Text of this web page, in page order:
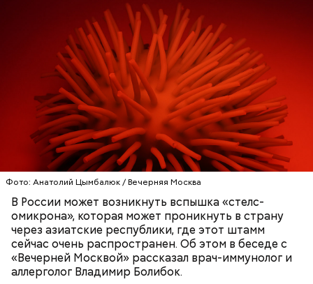
Фото: Анатолий Цымбалюк / Вечерняя Москва
В России может возникнуть вспышка «стелс-
омикрона», которая может проникнуть в страну
через азиатские республики, где этот штамм
сейчас очень распространен. Об этом в беседе с
«Вечерней Москвой» рассказал врач-иммунолог и
аллерголог Владимир Болибок.
— Заранее предсказать, как объект себя поведет,
невозможно. Если допустить резкое движение,
поток воздуха может увлечь шар за человеком, и
тот будет следовать за ним до тех пор, пока не
угаснет, — объяснил Бычков. — Но чаще всего они
не взрываются. Это редкий случай. Обычно энергия
у них кончается и они затухают.
Вернулся Макеев в Киев в ночь с 3 на 4 мая. По его
словам, ему казалось, что он вернулся домой с
фронта с победой.
Помози мне грешному и унылому в настоящем сем
Николай-угодник и народный
календарь